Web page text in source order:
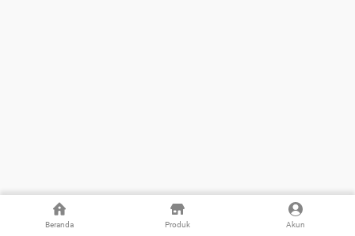
Beranda Produk Akun